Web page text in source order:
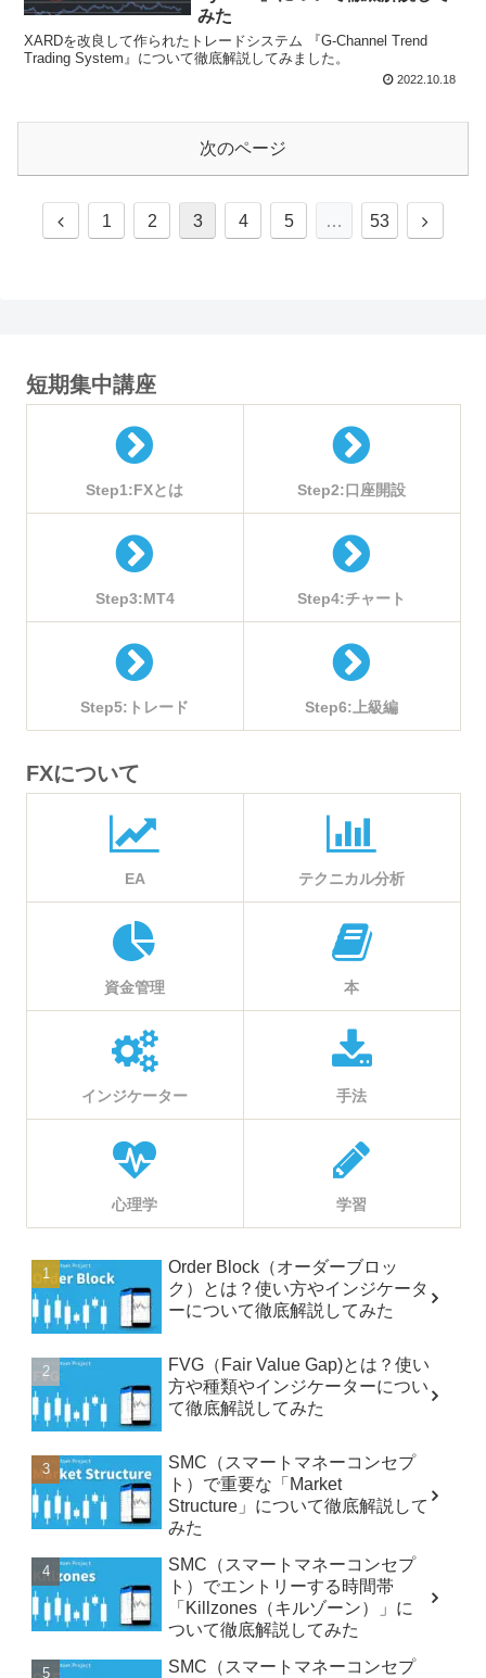
みた
XARDを改良して作られたトレードシステム 『G-Channel Trend
Trading System』について徹底解説してみました。
2022.10.18
次のページ
前
1 2 3 4 5 … 53
次
短期集中講座
Step1:FXとは Step2:口座開設
Step3:MT4 Step4:チャート
Step5:トレード Step6:上級編
FXについて
EA テクニカル分析
資金管理 本
インジケーター 手法
心理学 学習
Order Block（オーダーブロッ
ク）とは？使い方やインジケータ
ーについて徹底解説してみた
FVG（Fair Value Gap)とは？使い
方や種類やインジケーターについ
て徹底解説してみた
SMC（スマートマネーコンセプ
ト）で重要な「Market
Structure」について徹底解説して
みた
SMC（スマートマネーコンセプ
ト）でエントリーする時間帯
「Killzones（キルゾーン）」に
ついて徹底解説してみた
SMC（スマートマネーコンセプ